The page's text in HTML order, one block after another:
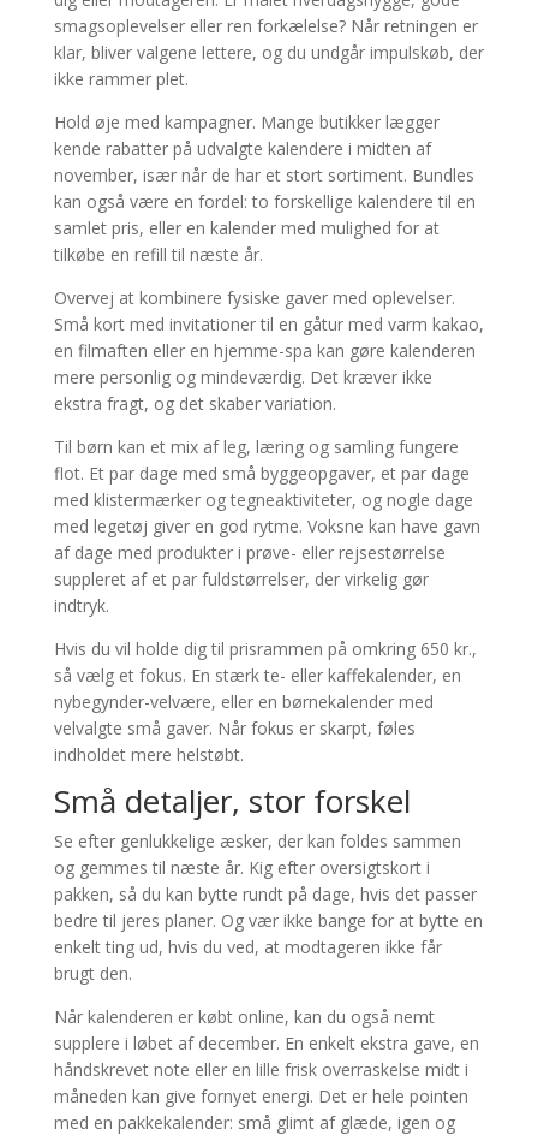
smagsoplevelser eller ren forkælelse? Når retningen er
klar, bliver valgene lettere, og du undgår impulskøb, der
ikke rammer plet.
Hold øje med kampagner. Mange butikker lægger
kende rabatter på udvalgte kalendere i midten af
november, især når de har et stort sortiment. Bundles
kan også være en fordel: to forskellige kalendere til en
samlet pris, eller en kalender med mulighed for at
tilkøbe en refill til næste år.
Overvej at kombinere fysiske gaver med oplevelser.
Små kort med invitationer til en gåtur med varm kakao,
en filmaften eller en hjemme-spa kan gøre kalenderen
mere personlig og mindeværdig. Det kræver ikke
ekstra fragt, og det skaber variation.
Til børn kan et mix af leg, læring og samling fungere
flot. Et par dage med små byggeopgaver, et par dage
med klistermærker og tegneaktiviteter, og nogle dage
med legetøj giver en god rytme. Voksne kan have gavn
af dage med produkter i prøve- eller rejsestørrelse
suppleret af et par fuldstørrelser, der virkelig gør
indtryk.
Hvis du vil holde dig til prisrammen på omkring 650 kr.,
så vælg et fokus. En stærk te- eller kaffekalender, en
nybegynder-velvære, eller en børnekalender med
velvalgte små gaver. Når fokus er skarpt, føles
indholdet mere helstøbt.
Små detaljer, stor forskel
Se efter genlukkelige æsker, der kan foldes sammen
og gemmes til næste år. Kig efter oversigtskort i
pakken, så du kan bytte rundt på dage, hvis det passer
bedre til jeres planer. Og vær ikke bange for at bytte en
enkelt ting ud, hvis du ved, at modtageren ikke får
brugt den.
Når kalenderen er købt online, kan du også nemt
supplere i løbet af december. En enkelt ekstra gave, en
håndskrevet note eller en lille frisk overraskelse midt i
måneden kan give fornyet energi. Det er hele pointen
med en pakkekalender: små glimt af glæde, igen og